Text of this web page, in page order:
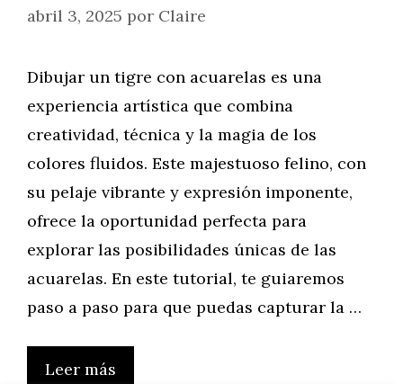
abril 3, 2025 por Claire
Dibujar un tigre con acuarelas es una
experiencia artística que combina
creatividad, técnica y la magia de los
colores fluidos. Este majestuoso felino, con
su pelaje vibrante y expresión imponente,
ofrece la oportunidad perfecta para
explorar las posibilidades únicas de las
acuarelas. En este tutorial, te guiaremos
paso a paso para que puedas capturar la …
Leer más